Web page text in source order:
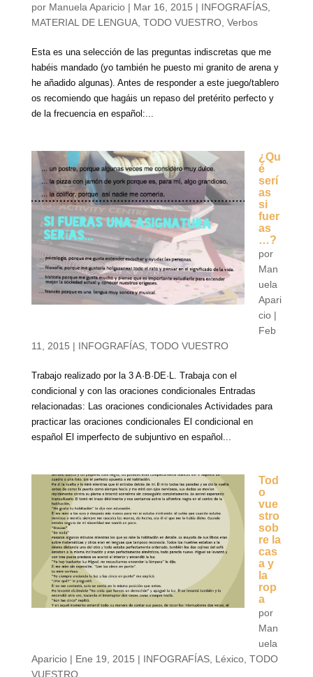
por Manuela Aparicio| Mar 16, 2015 | INFOGRAFÍAS,
MATERIAL DE LENGUA, TODO VUESTRO, Verbos
Esta es una selección de las preguntas indiscretas que me
habéis mandado (yo también he puesto mi granito de arena y
he añadido algunas). Antes de responder a este juego/tablero
os recomiendo que hagáis un repaso del pretérito perfecto y
de la frecuencia en español:...
¿Qu
é
serí
as
si
fuer
as
…?
por
Man
uela
Apari
cio|
Feb
11, 2015 | INFOGRAFÍAS, TODO VUESTRO
Trabajo realizado por la 3 A·B·DE·L. Trabaja con el
condicional y con las oraciones condicionales Entradas
relacionadas: Las oraciones condicionales Actividades para
practicar las oraciones condicionales El condicional en
español El imperfecto de subjuntivo en español...
Tod
o
vue
stro
sob
re la
cas
a y
la
rop
a
por
Man
uela
Aparicio| Ene 19, 2015 | INFOGRAFÍAS, Léxico, TODO
VUESTRO